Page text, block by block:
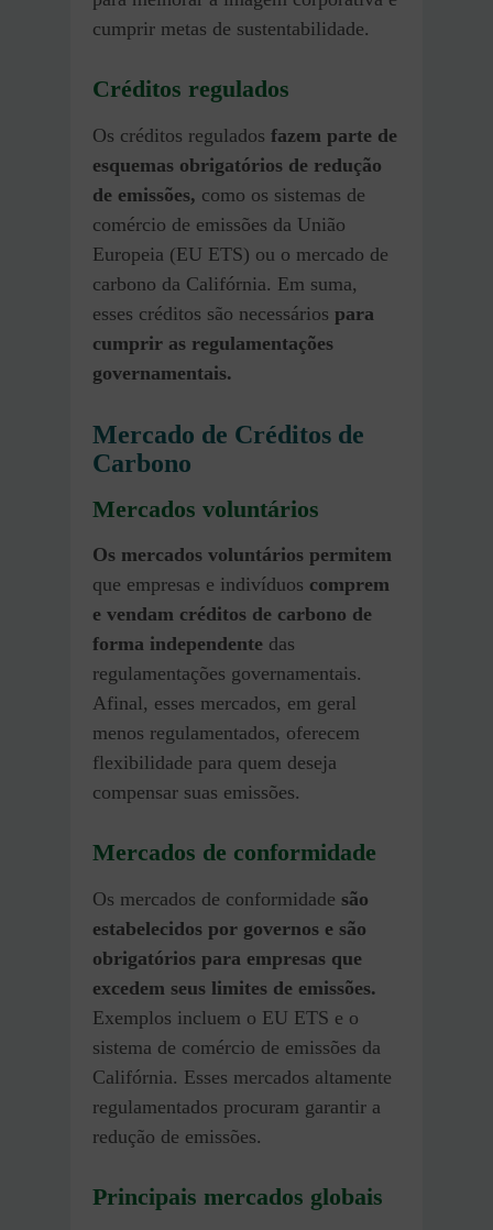
cumprir metas de sustentabilidade.
Créditos regulados
Os créditos regulados fazem parte de
esquemas obrigatórios de redução
de emissões, como os sistemas de
comércio de emissões da União
Europeia (EU ETS) ou o mercado de
carbono da Califórnia. Em suma,
esses créditos são necessários para
cumprir as regulamentações
governamentais.
Mercado de Créditos de
Carbono
Mercados voluntários
Os mercados voluntários permitem
que empresas e indivíduos comprem
e vendam créditos de carbono de
forma independente das
regulamentações governamentais.
Afinal, esses mercados, em geral
menos regulamentados, oferecem
flexibilidade para quem deseja
compensar suas emissões.
Mercados de conformidade
Os mercados de conformidade são
estabelecidos por governos e são
obrigatórios para empresas que
excedem seus limites de emissões.
Exemplos incluem o EU ETS e o
sistema de comércio de emissões da
Califórnia. Esses mercados altamente
regulamentados procuram garantir a
redução de emissões.
Principais mercados globais